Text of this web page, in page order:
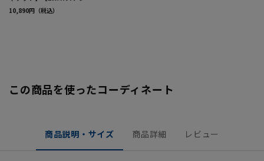
この商品を使ったコーディネート
商品説明・サイズ 商品詳細 レビュー